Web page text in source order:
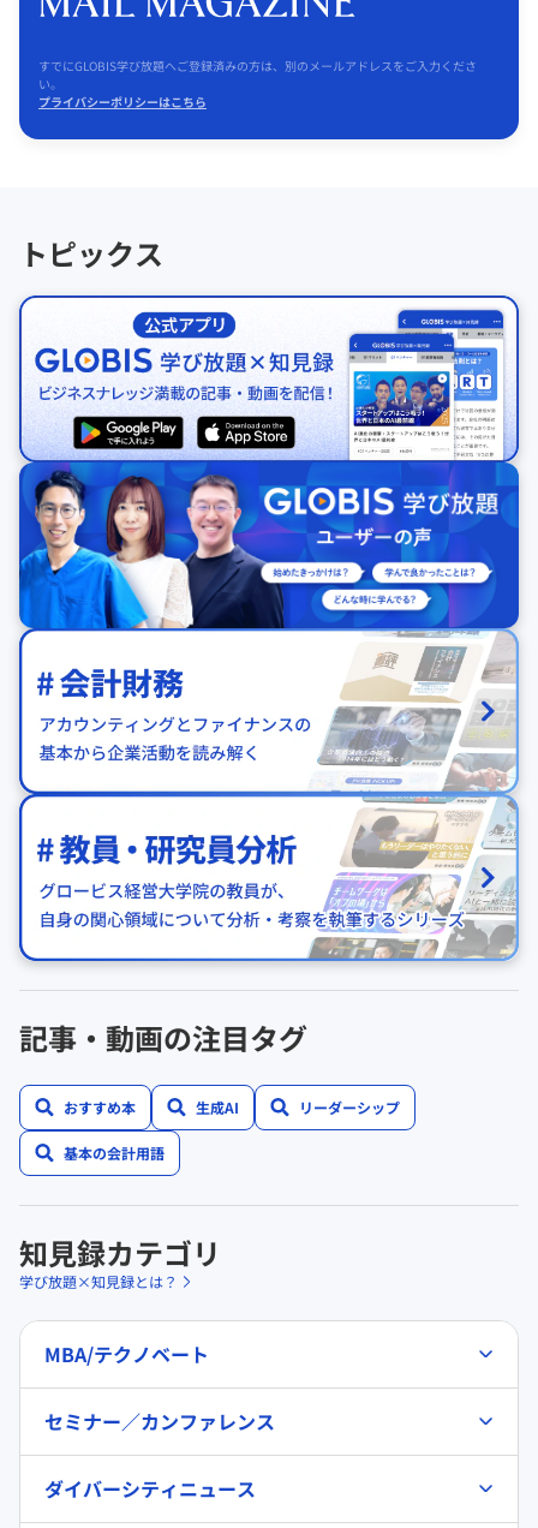
すでにGLOBIS学び放題へご登録済みの方は、別のメールアドレスをご入力くださ
い。
プライバシーポリシーはこちら
トピックス
記事・動画の注目タグ
おすすめ本 生成AI リーダーシップ
基本の会計用語
知見録カテゴリ
学び放題×知見録とは？
MBA/テクノベート
セミナー／カンファレンス
ダイバーシティニュース